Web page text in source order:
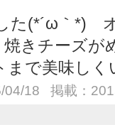
た(*´ω｀*)
きチーズが
で美味しく
04/18 掲載：